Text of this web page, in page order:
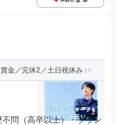
金／完休2／土日祝休み
問（高卒以上）・ブラン